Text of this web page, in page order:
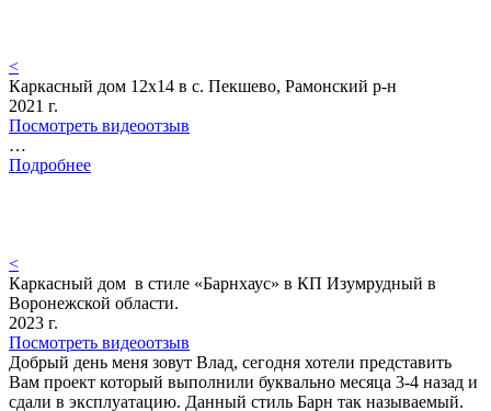
<
Каркасный дом 12х14 в с. Пекшево, Рамонский р-н
2021 г.
Посмотреть видеоотзыв
…
Подробнее
<
Каркасный дом в стиле «Барнхаус» в КП Изумрудный в
Воронежской области.
2023 г.
Посмотреть видеоотзыв
Добрый день меня зовут Влад, сегодня хотели представить
Вам проект который выполнили буквально месяца 3-4 назад и
сдали в эксплуатацию. Данный стиль Барн так называемый.